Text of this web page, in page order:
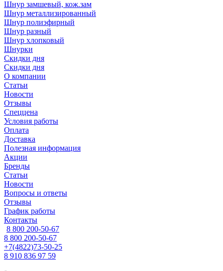
Шнур замшевый, кож.зам
Шнур металлизированный
Шнур полиэфирный
Шнур разный
Шнур хлопковый
Шнурки
Скидки дня
Скидки дня
О компании
Статьи
Новости
Отзывы
Спеццена
Условия работы
Оплата
Доставка
Полезная информация
Акции
Бренды
Статьи
Новости
Вопросы и ответы
Отзывы
График работы
Контакты
8 800 200-50-67
8 800 200-50-67
+7(4822)73-50-25
8 910 836 97 59